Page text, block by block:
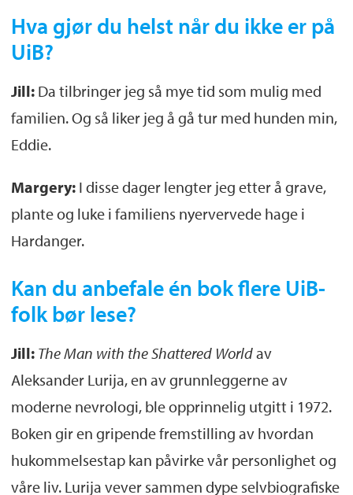
Hva gjør du helst når du ikke er på
UiB?
Jill:Da tilbringer jeg så mye tid som mulig med
familien. Og så liker jeg å gå tur med hunden min,
Eddie.
Margery:I disse dager lengter jeg etter å grave,
plante og luke i familiens nyervervede hage i
Hardanger.
Kan du anbefale én bok flere UiB-
folk bør lese?
Jill: The Man with the Shattered Worldav
Aleksander Lurija, en av grunnleggerne av
moderne nevrologi, ble opprinnelig utgitt i 1972.
Boken gir en gripende fremstilling av hvordan
hukommelsestap kan påvirke vår personlighet og
våre liv. Lurija vever sammen dype selvbiografiske